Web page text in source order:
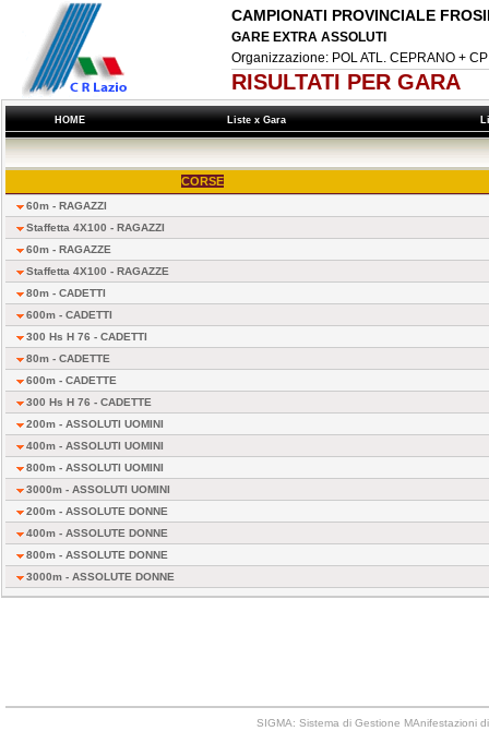
CAMPIONATI PROVINCIALE
GARE EXTRA ASSOLUTI
Organizzazione: POL ATL. CEPRANO +
RISULTATI PER GARA
HOME Liste x Gara
CORSE
60m - RAGAZZI
Staffetta 4X100 - RAGAZZI
60m - RAGAZZE
Staffetta 4X100 - RAGAZZE
80m - CADETTI
600m - CADETTI
300 Hs H 76 - CADETTI
80m - CADETTE
600m - CADETTE
300 Hs H 76 - CADETTE
200m - ASSOLUTI UOMINI
400m - ASSOLUTI UOMINI
800m - ASSOLUTI UOMINI
3000m - ASSOLUTI UOMINI
200m - ASSOLUTE DONNE
400m - ASSOLUTE DONNE
800m - ASSOLUTE DONNE
3000m - ASSOLUTE DONNE
SIGMA: Sistema di Gestione MAnifestazioni